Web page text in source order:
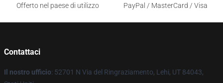
Offerto nel paese di utilizzo
PayPal / MasterCard / Visa
Contattaci
Il nostro ufficio: 52701 N Via del Ringraziamento, Lehi, UT 84043,